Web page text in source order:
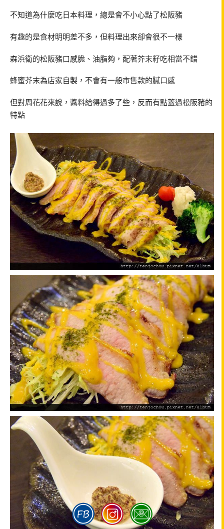
不知道為什麼吃日本料理，總是會不小心點了松阪豬
有趣的是食材明明差不多，但料理出來卻會很不一樣
森浜衛的松阪豬口感脆、油脂夠，配著芥末籽吃相當不錯
蜂蜜芥末為店家自製，不會有一般市售款的膩口感
但對周花花來說，醬料給得過多了些，反而有點蓋過松阪豬的
特點